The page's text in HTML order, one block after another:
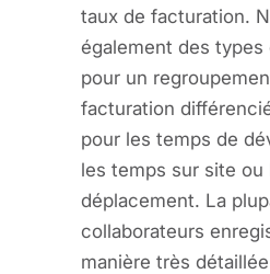
taux de facturation.
également des types
pour un
facturation
pour les temps de
les temps sur site ou
déplacement. La
collaborateurs
manière très